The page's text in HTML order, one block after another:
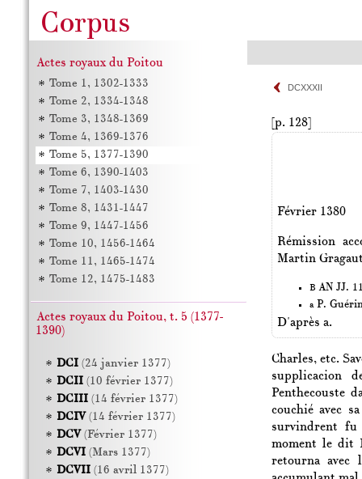
DCXXXII
[p. 128]
Février 1380
Rémission
Martin
B AN JJ.
aP.
D'après a.
Charles, etc.
supplicacion
Penthecouste
couchié avec
survindrent fu
moment le dit
retourna
Actes royaux du Poitou
Tome 1, 1302-1333
Tome 2, 1334-1348
Tome 3, 1348-1369
Tome 4, 1369-1376
Tome 5, 1377-1390
Tome 6, 1390-1403
Tome 7, 1403-1430
Tome 8, 1431-1447
Tome 9, 1447-1456
Tome 10, 1456-1464
Tome 11, 1465-1474
Tome 12, 1475-1483
Actes royaux du Poitou, t. 5 (1377-
1390)
DCI(24 janvier 1377)
DCII(10 février 1377)
DCIII(14 février 1377)
DCIV(14 février 1377)
DCV(Février 1377)
DCVI(Mars 1377)
DCVII(16 avril 1377)